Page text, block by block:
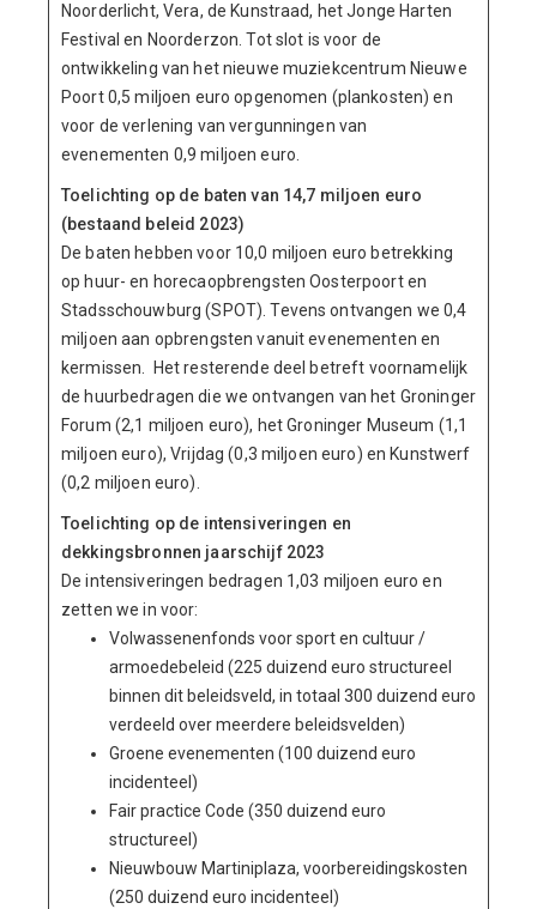
Noorderlicht, Vera, de Kunstraad, het Jonge Harten
Festival en Noorderzon. Tot slot is voor de
ontwikkeling van het nieuwe muziekcentrum Nieuwe
Poort 0,5 miljoen euro opgenomen (plankosten) en
voor de verlening van vergunningen van
evenementen 0,9 miljoen euro.
Toelichting op de baten van 14,7 miljoen euro
(bestaand beleid 2023)
De baten hebben voor 10,0 miljoen euro betrekking
op huur- en horecaopbrengsten Oosterpoort en
Stadsschouwburg (SPOT). Tevens ontvangen we 0,4
miljoen aan opbrengsten vanuit evenementen en
kermissen. Het resterende deel betreft voornamelijk
de huurbedragen die we ontvangen van het Groninger
Forum (2,1 miljoen euro), het Groninger Museum (1,1
miljoen euro), Vrijdag (0,3 miljoen euro) en Kunstwerf
(0,2 miljoen euro).
Toelichting op de intensiveringen en
dekkingsbronnen jaarschijf 2023
De intensiveringen bedragen 1,03 miljoen euro en
zetten we in voor:
Volwassenenfonds voor sport en cultuur /
armoedebeleid (225 duizend euro structureel
binnen dit beleidsveld, in totaal 300 duizend euro
verdeeld over meerdere beleidsvelden)
Groene evenementen (100 duizend euro
incidenteel)
Fair practice Code (350 duizend euro
structureel)
Nieuwbouw Martiniplaza, voorbereidingskosten
(250 duizend euro incidenteel)